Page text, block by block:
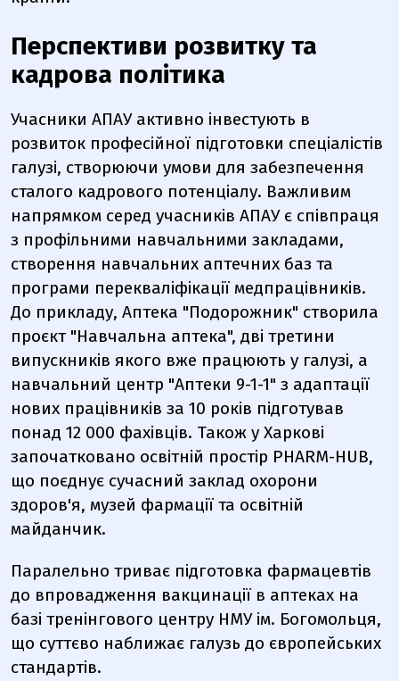
Перспективи розвитку та
кадрова політика
Учасники АПАУ активно інвестують в
розвиток професійної підготовки спеціалістів
галузі, створюючи умови для забезпечення
сталого кадрового потенціалу. Важливим
напрямком серед учасників АПАУ є співпраця
з профільними навчальними закладами,
створення навчальних аптечних баз та
програми перекваліфікації медпрацівників.
До прикладу, Аптека "Подорожник" створила
проєкт "Навчальна аптека", дві третини
випускників якого вже працюють у галузі, а
навчальний центр "Аптеки 9-1-1" з адаптації
нових працівників за 10 років підготував
понад 12 000 фахівців. Також у Харкові
започатковано освітній простір PHARM-HUB,
що поєднує сучасний заклад охорони
здоров'я, музей фармації та освітній
майданчик.
Паралельно триває підготовка фармацевтів
до впровадження вакцинації в аптеках на
базі тренінгового центру НМУ ім. Богомольця,
що суттєво наближає галузь до європейських
стандартів.